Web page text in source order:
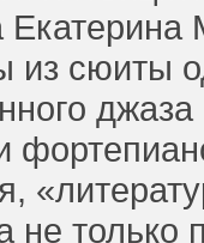
Екатерина
сюиты
не только